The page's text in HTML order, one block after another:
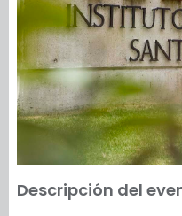
Descripción del